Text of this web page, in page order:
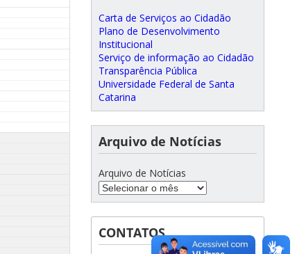
Carta de Serviços ao Cidadão
Plano de Desenvolvimento
Institucional
Serviço de informação ao Cidadão
Transparência Pública
Universidade Federal de Santa
Catarina
Arquivo de Notícias
Arquivo de Notícias
CONTATOS